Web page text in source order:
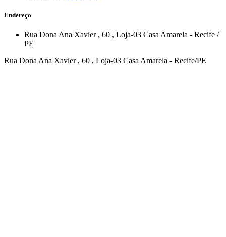
Endereço
Rua Dona Ana Xavier , 60 , Loja-03 Casa Amarela - Recife /
PE
Rua Dona Ana Xavier , 60 , Loja-03 Casa Amarela - Recife/PE